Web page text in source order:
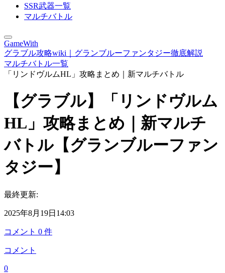
SSR武器一覧
マルチバトル
GameWith
グラブル攻略wiki｜グランブルーファンタジー徹底解説
マルチバトル一覧
「リンドヴルムHL」攻略まとめ｜新マルチバトル
【グラブル】「リンドヴルム
HL」攻略まとめ｜新マルチ
バトル【グランブルーファン
タジー】
最終更新:
2025年8月19日14:03
コメント 0 件
コメント
0